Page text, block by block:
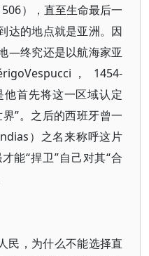
），直至生命最后一
达的地点就是亚洲。因
—终究还是以航海家亚
， 1454-
首先将这一区域认定
”。之后的西班牙曾一
）之名来称呼这片
能“捍卫”自己对其“合
民，为什么不能选择直